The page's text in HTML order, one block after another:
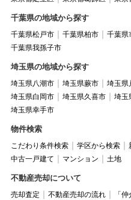
千葉県の地域から探す
千葉県松戸市 千葉県柏市 千葉県
千葉県我孫子市
埼玉県の地域から探す
埼玉県八潮市 埼玉県蕨市 埼玉県
埼玉県白岡市
埼玉県久喜市 埼玉
埼玉県幸手市
物件検索
こだわり条件検索 学区から検索
中古一戸建て
マンション 土地
不動産売却について
売却査定 不動産売却の流れ
「